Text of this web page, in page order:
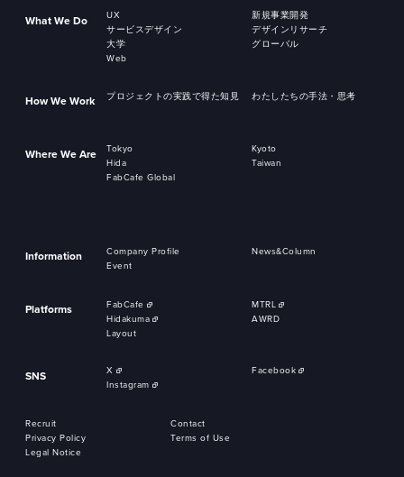
What We Do UX
新規事業開発
サービスデザイン
デザインリサーチ
大学
グローバル
Web
How We Work プロジェクトの実践で得た知見 わたしたちの手法・思考
Where We Are Tokyo
Kyoto
Hida
Taiwan
FabCafe Global
Information Company Profile
News&Column
Event
Platforms FabCafe
MTRL
Hidakuma
AWRD
Layout
SNS X
Facebook
Instagram
Recruit
Contact
Privacy Policy
Terms of Use
Legal Notice